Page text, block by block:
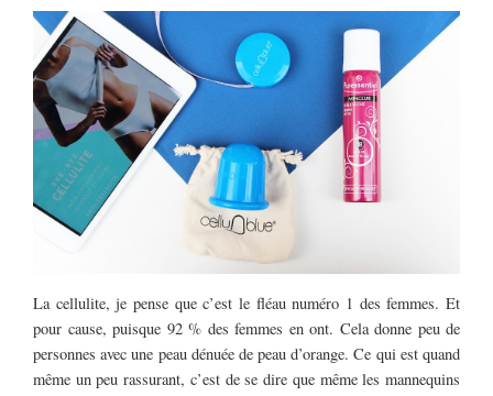
La cellulite, je pense que c’est le fléau numéro 1 des femmes. Et
pour cause, puisque 92 % des femmes en ont. Cela donne peu de
personnes avec une peau dénuée de peau d’orange. Ce qui est quand
même un peu rassurant, c’est de se dire que même les mannequins